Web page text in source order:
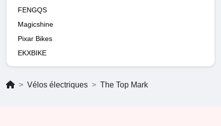
FENGQS
Magicshine
Pixar Bikes
EKXBIKE
Vélos électriques The Top Mark